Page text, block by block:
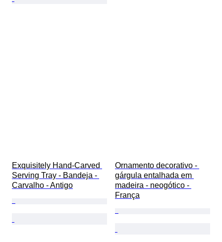
Exquisitely Hand-Carved
Serving Tray - Bandeja -
Carvalho - Antigo
Ornamento decorativo -
gárgula entalhada em
madeira - neogótico -
França